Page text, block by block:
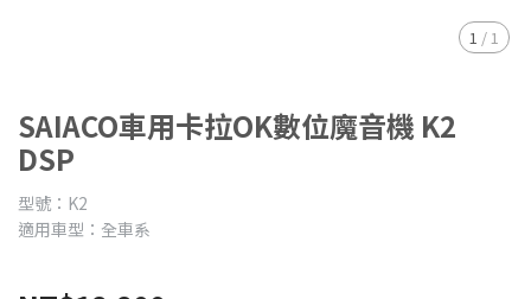
1 / 1
SAIACO車用卡拉OK數位魔音機 K2
DSP
型號：K2
適用車型：全車系